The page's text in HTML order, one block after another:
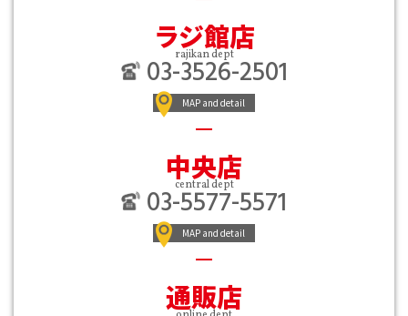
ラジ館店
rajikan dept
03-3526-2501
MAP and detail
中央店
central dept
03-5577-5571
MAP and detail
通販店